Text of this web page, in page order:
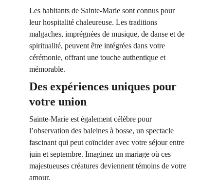
Les habitants de Sainte-Marie sont connus pour
leur hospitalité chaleureuse. Les traditions
malgaches, imprégnées de musique, de danse et de
spiritualité, peuvent être intégrées dans votre
cérémonie, offrant une touche authentique et
mémorable.
Des expériences uniques pour
votre union
Sainte-Marie est également célèbre pour
l’observation des baleines à bosse, un spectacle
fascinant qui peut coïncider avec votre séjour entre
juin et septembre. Imaginez un mariage où ces
majestueuses créatures deviennent témoins de votre
amour.